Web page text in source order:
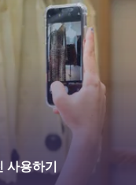
사용하기